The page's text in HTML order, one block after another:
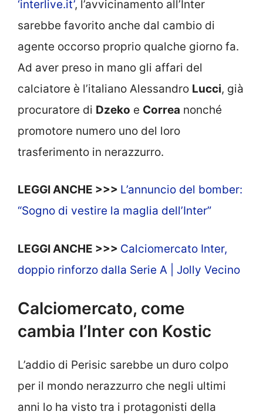
‘interlive.it’, l’avvicinamento all’Inter
sarebbe favorito anche dal cambio di
agente occorso proprio qualche giorno fa.
Ad aver preso in mano gli affari del
calciatore è l’italiano Alessandro Lucci, già
procuratore di Dzeko e Correa nonché
promotore numero uno del loro
trasferimento in nerazzurro.
LEGGI ANCHE >>> L’annuncio del bomber:
“Sogno di vestire la maglia dell’Inter”
LEGGI ANCHE >>> Calciomercato Inter,
doppio rinforzo dalla Serie A | Jolly Vecino
Calciomercato, come
cambia l’Inter con Kostic
L’addio di Perisic sarebbe un duro colpo
per il mondo nerazzurro che negli ultimi
anni lo ha visto tra i protagonisti della